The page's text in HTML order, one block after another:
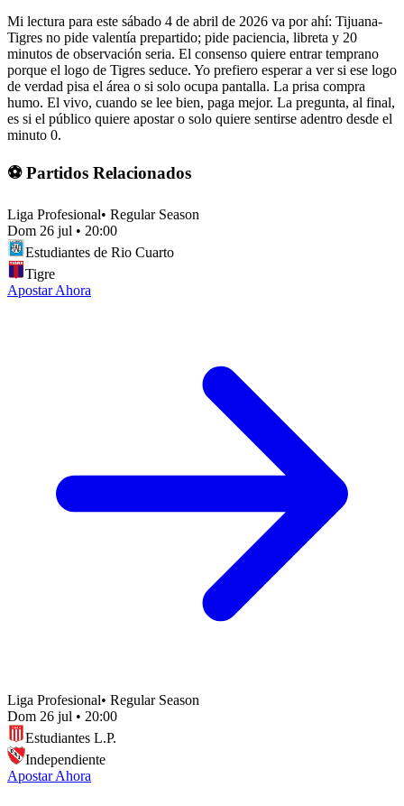
Mi lectura para este sábado 4 de abril de 2026 va por ahí: Tijuana-
Tigres no pide valentía prepartido; pide paciencia, libreta y 20
minutos de observación seria. El consenso quiere entrar temprano
porque el logo de Tigres seduce. Yo prefiero esperar a ver si ese logo
de verdad pisa el área o si solo ocupa pantalla. La prisa compra
humo. El vivo, cuando se lee bien, paga mejor. La pregunta, al final,
es si el público quiere apostar o solo quiere sentirse adentro desde el
minuto 0.
⚽ Partidos Relacionados
Liga Profesional• Regular Season
Dom 26 jul • 20:00
Estudiantes de Rio Cuarto
Tigre
Apostar Ahora
Liga Profesional• Regular Season
Dom 26 jul • 20:00
Estudiantes L.P.
Independiente
Apostar Ahora